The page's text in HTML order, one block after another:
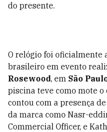
do presente.
O relógio foi oficialmente
brasileiro em evento
Rosewood, em São
piscina teve como mote o
contou com a presença
da marca como Nasr-
Commercial Officer, e